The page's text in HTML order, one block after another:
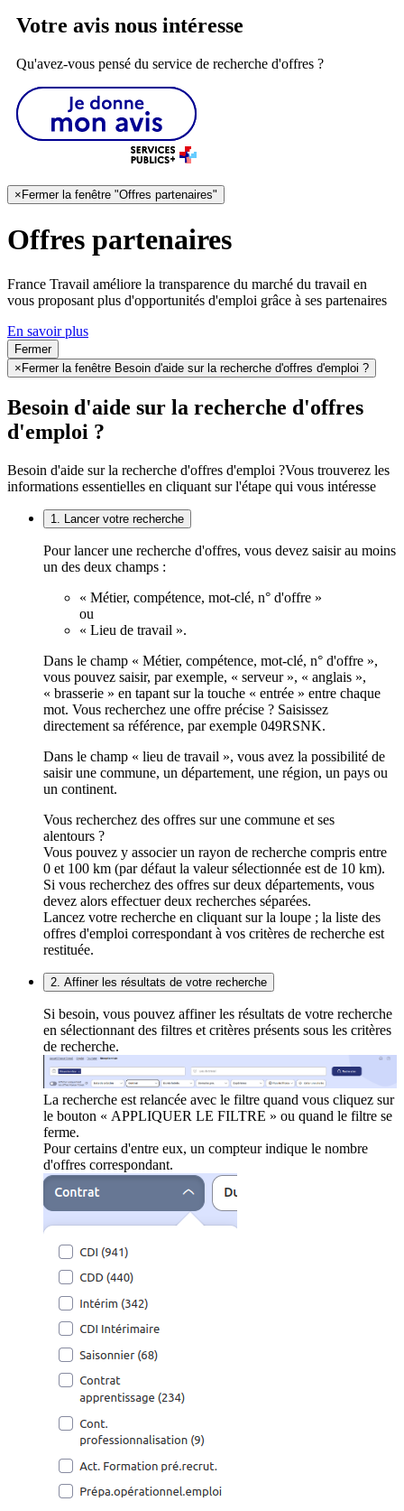
Votre avis nous intéresse
Qu'avez-vous pensé du service de recherche d'offres ?
× Fermer la fenêtre "Offres partenaires"
Offres partenaires
France Travail améliore la transparence du marché du travail en
vous proposant plus d'opportunités d'emploi grâce à ses partenaires
En savoir plus
Fermer
× Fermer la fenêtre Besoin d'aide sur la recherche d'offres d'emploi ?
Besoin d'aide sur la recherche d'offres
d'emploi ?
Besoin d'aide sur la recherche d'offres d'emploi ?Vous trouverez les
informations essentielles en cliquant sur l'étape qui vous intéresse
1. Lancer votre recherche
Pour lancer une recherche d'offres, vous devez saisir au moins
un des deux champs :
« Métier, compétence, mot-clé, n° d'offre »
ou
« Lieu de travail ».
Dans le champ « Métier, compétence, mot-clé, n° d'offre »,
vous pouvez saisir, par exemple, « serveur », « anglais »,
« brasserie » en tapant sur la touche « entrée » entre chaque
mot. Vous recherchez une offre précise ? Saisissez
directement sa référence, par exemple 049RSNK.
Dans le champ « lieu de travail », vous avez la possibilité de
saisir une commune, un département, une région, un pays ou
un continent.
Vous recherchez des offres sur une commune et ses
alentours ?
Vous pouvez y associer un rayon de recherche compris entre
0 et 100 km (par défaut la valeur sélectionnée est de 10 km).
Si vous recherchez des offres sur deux départements, vous
devez alors effectuer deux recherches séparées.
Lancez votre recherche en cliquant sur la loupe ; la liste des
offres d'emploi correspondant à vos critères de recherche est
restituée.
2. Affiner les résultats de votre recherche
Si besoin, vous pouvez affiner les résultats de votre recherche
en sélectionnant des filtres et critères présents sous les critères
de recherche.
La recherche est relancée avec le filtre quand vous cliquez sur
le bouton « APPLIQUER LE FILTRE » ou quand le filtre se
ferme.
Pour certains d'entre eux, un compteur indique le nombre
d'offres correspondant.